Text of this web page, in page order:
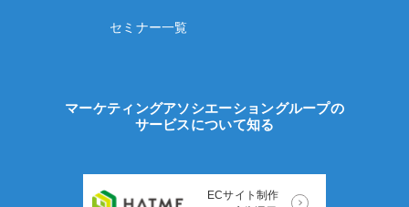
セミナー一覧
マーケティングアソシエーショングループの
サービスについて知る
ECサイト制作